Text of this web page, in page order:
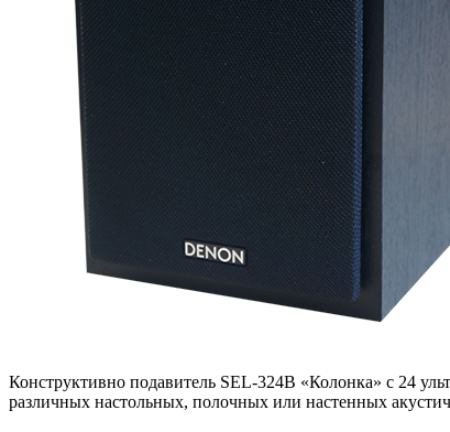
Конструктивно подавитель SEL-324В «Колонка» с 24
различных настольных, полочных или настенных